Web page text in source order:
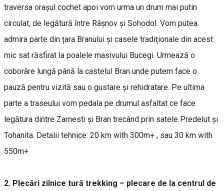
traversa orașul cochet apoi vom urma un drum mai putin
circulat, de legătură între Râșnov și Sohodol. Vom putea
admira parte din țara Branului și casele tradiționale din acest
mic sat răsfirat la poalele masivului Bucegi. Urmează o
coborâre lungă până la castelul Bran unde putem face o
pauză pentru vizită sau o gustare și rehidratare. Pe ultima
parte a traseului vom pedala pe drumul asfaltat ce face
legătura dintre Zarnesti și Bran trecând prin satele Predelut și
Tohanita. Detalii tehnice: 20 km with 300m+ , sau 30 km with
550m+
2. Plecări zilnice tură trekking – plecare de la centrul de